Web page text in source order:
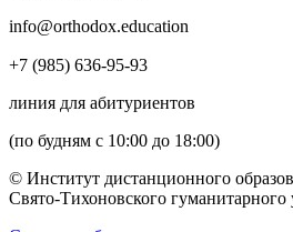
info@orthodox.education
+7 (985) 636-95-93
линия для абитуриентов
(по будням с 10:00 до 18:00)
© Институт дистанционного
Свято-Тихоновского гуманитарного